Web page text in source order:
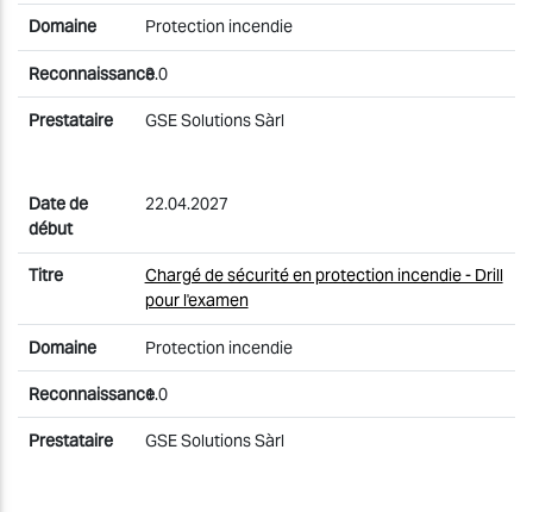
Protection incendie
3.0
GSE Solutions Sàrl
22.04.2027
Chargé de sécurité en protection incendie - Drill
pour l'examen
Protection incendie
1.0
GSE Solutions Sàrl